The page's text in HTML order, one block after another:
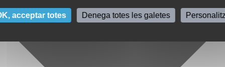
acceptar totes Denega totes les galetes